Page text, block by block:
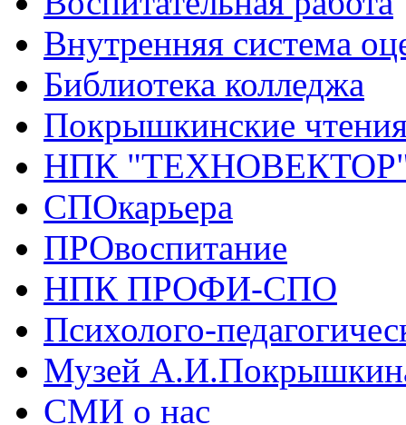
Внутренняя система
Библиотека колледжа
Покрышкинские
НПК
СПОкарьера
ПРОвоспитание
НПК ПРОФИ-СПО
Психолого-
Музей
СМИ о нас